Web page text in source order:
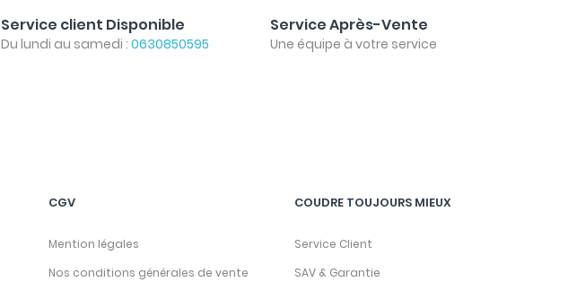
Service client Disponible
Du lundi au samedi : 0630850595
Service Après-Vente
Une équipe à votre service
CGV
Mention légales
Nos conditions générales de vente
COUDRE TOUJOURS MIEUX
Service Client
SAV & Garantie